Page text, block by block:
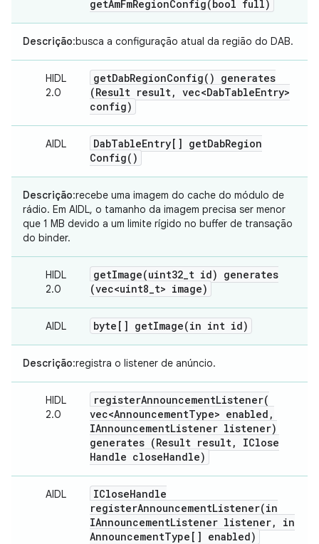
getAmFmRegionConfig(bool full)
Descrição:busca a configuração atual da região do DAB.
HIDL
2.0
getDabRegionConfig( ) generates
(Result result, vec<DabTableEntry>
config)
AIDL DabTableEntry[] getDabRegion
Config( )
Descrição:recebe uma imagem do cache do módulo de
rádio. Em AIDL, o tamanho da imagem precisa ser menor
que 1 MB devido a um limite rígido no buffer de transação
do binder.
HIDL
2.0
getImage(uint32_t id) generates
(vec<uint8_t> image)
AIDL byte[] getImage(in int id)
Descrição:registra o listener de anúncio.
HIDL
2.0
registerAnnouncementListener(
vec<AnnouncementType> enabled ,
IAnnouncementListener listener)
generates (Result result,
IClose
Handle closeHandle)
AIDL ICloseHandle
registerAnnouncementListener(in
IAnnouncementListener listener,
in
AnnouncementType[] enabled)